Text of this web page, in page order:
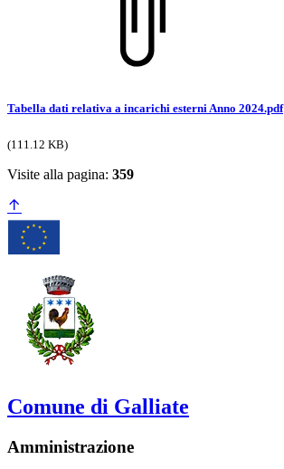
Tabella dati relativa a incarichi esterni Anno 2024.pdf
(111.12 KB)
Visite alla pagina: 359
Comune di Galliate
Amministrazione